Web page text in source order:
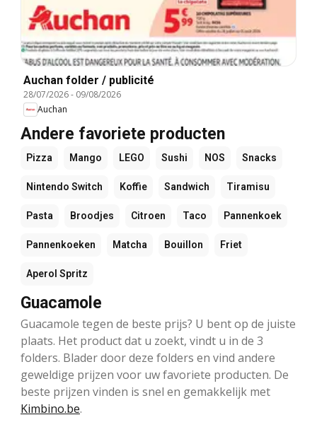
Auchan folder / publicité
28/07/2026- 09/08/2026
Auchan
Andere favoriete producten
Pizza Mango LEGO Sushi NOS Snacks
Nintendo Switch Koffie Sandwich Tiramisu
Pasta Broodjes Citroen Taco Pannenkoek
Pannenkoeken Matcha Bouillon Friet
Aperol Spritz
Guacamole
Guacamole tegen de beste prijs? U bent op de juiste
plaats. Het product dat u zoekt, vindt u in de 3
folders. Blader door deze folders en vind andere
geweldige prijzen voor uw favoriete producten. De
beste prijzen vinden is snel en gemakkelijk met
Kimbino.be.